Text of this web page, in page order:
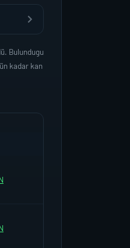
Bulundugu
kadar kan